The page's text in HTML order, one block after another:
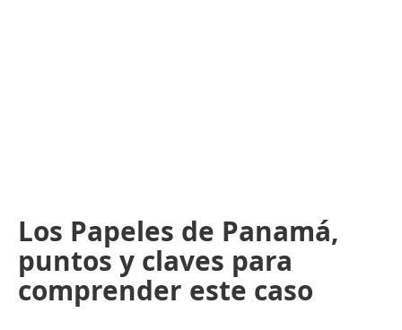
Los Papeles de Panamá,
puntos y claves para
comprender este caso